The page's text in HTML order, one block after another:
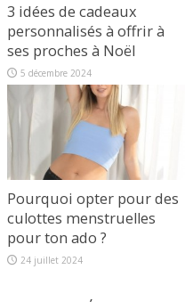
3 idées de cadeaux
personnalisés à offrir à
ses proches à Noël
5 décembre 2024
Pourquoi opter pour des
culottes menstruelles
pour ton ado ?
24 juillet 2024